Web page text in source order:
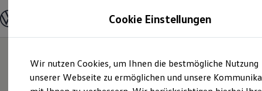
Hauptinhalt
springen
Footer
springen
Modelle und Konfigurator
Modelle vergleichen
Elektroautos
ENERGY Sondermodelle
Nutzfahrzeuge
Cookie Einstellungen
Wir nutzen Cookies, um Ihnen die bestmögliche Nutzung
unserer Webseite zu ermöglichen und unsere